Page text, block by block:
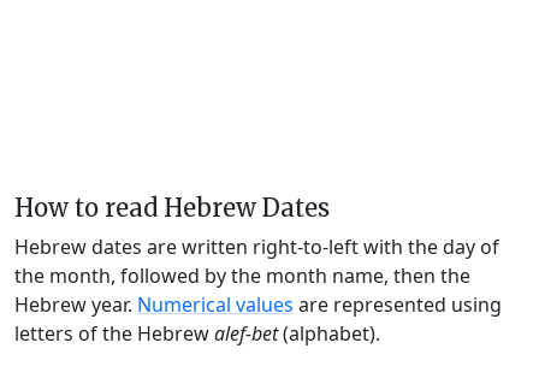
How to read Hebrew Dates
Hebrew dates are written right-to-left with the day of
the month, followed by the month name, then the
Hebrew year. Numerical values are represented using
letters of the Hebrewalef-bet(alphabet).